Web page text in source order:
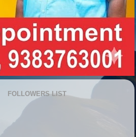
FOLLOWERS LIST